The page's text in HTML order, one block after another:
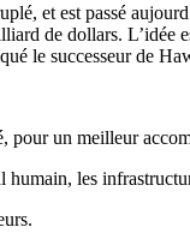
et est passé
de dollars.
le successeur de
pour un meilleur
les